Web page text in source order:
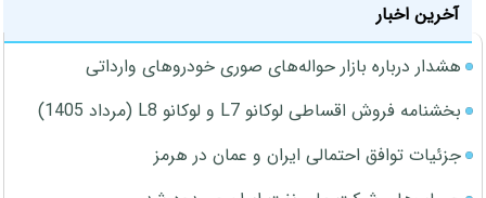
آخرین اخبار
هشدار درباره بازار حواله‌های صوری خودروهای وارداتی
بخشنامه فروش اقساطی لوکانو L7 و لوکانو L8 (مرداد 1405)
جزئیات توافق احتمالی ایران و عمان در هرمز